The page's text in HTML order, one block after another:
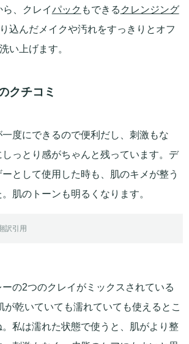
ら、クレイパック もできる クレンジング
込んだメイクや汚れをすっきりとオフ
い上げます。
クチコミ
度にできるので便利だし、刺激もな
しっとり感がちゃんと残っています。デ
として使用した時も、肌のキメが整う
肌のトーンも明るくなります。
訳引用
の2つのクレイがミックスされている
が乾いていても濡れていても使えるとこ
私は濡れた状態で使うと、肌がより整